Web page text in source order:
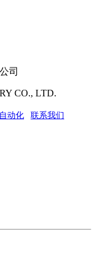
司
CO., LTD.
动化 联系我们